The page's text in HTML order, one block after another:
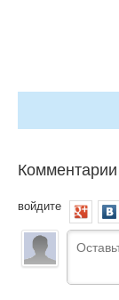
Комментарии
войдите